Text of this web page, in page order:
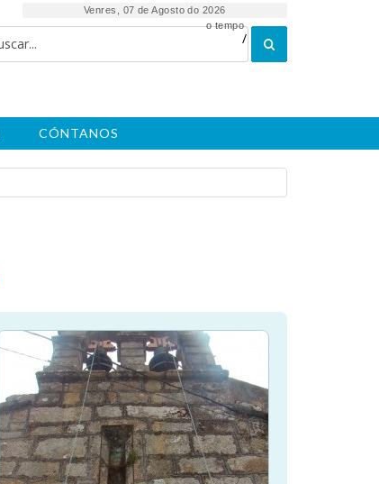
Venres, 07 de Agosto do 2026
/
o tempo
CÓNTANOS